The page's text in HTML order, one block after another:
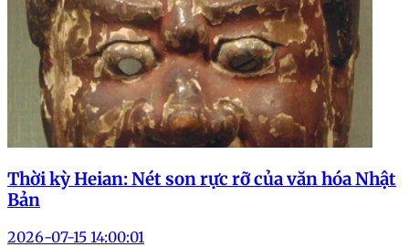
Thời kỳ Heian: Nét son rực rỡ của văn hóa Nhật
Bản
2026-07-15 14:00:01